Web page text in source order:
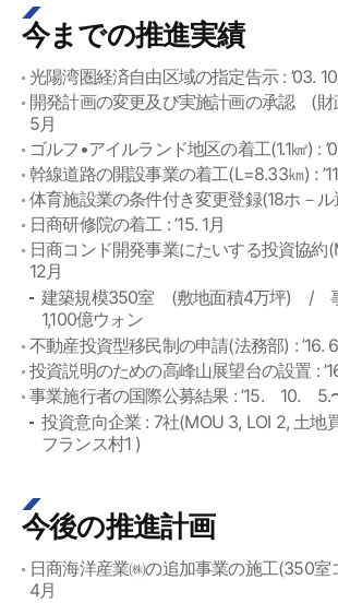
今までの推進実績
光陽湾圏経済自由区域の指定告示 : ’03.
開発計画の変更及び実施計画の承認 (財
5月
ゴルフ•アイルランド地区の着工(1.1㎢) :
幹線道路の開設事業の着工(L=8.33㎞) :
体育施設業の条件付き変更登録(18ホ－ル
日商研修院の着工 : ’15. 1月
日商コンド開発事業にたいする投資協約
12月
建築規模350室 (敷地面積4万坪) /
1,100億ウォン
不動産投資型移民制の申請(法務部) : ’16.
投資説明のための高峰山展望台の設置 :
事業施行者の国際公募結果 : ’15. 10.
投資意向企業 : 7社(MOU 3, LOI 2, 土地
フランス村1 )
今後の推進計画
日商海洋産業㈱の追加事業の施工(350室
4月